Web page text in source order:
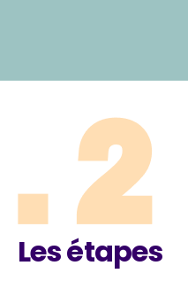
Les étapes